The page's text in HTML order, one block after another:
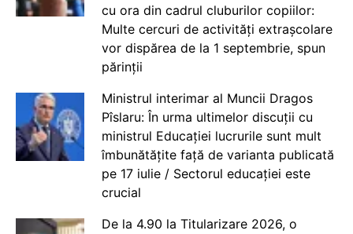
cu ora din cadrul cluburilor copiilor:
Multe cercuri de activități extrașcolare
vor dispărea de la 1 septembrie, spun
părinții
Ministrul interimar al Muncii Dragos
Pîslaru: În urma ultimelor discuții cu
ministrul Educației lucrurile sunt mult
îmbunătățite față de varianta publicată
pe 17 iulie / Sectorul educației este
crucial
De la 4.90 la Titularizare 2026, o